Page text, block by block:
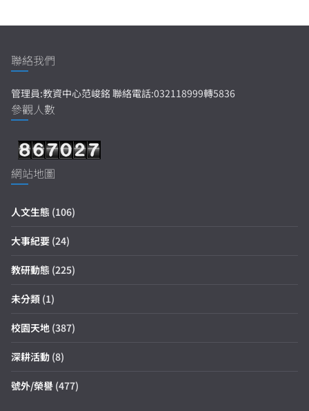
聯絡我們
管理員:教資中心范峻銘 聯絡電話:032118999轉5836
參觀人數
網站地圖
人文生態 (106)
大事紀要 (24)
教研動態 (225)
未分類 (1)
校園天地 (387)
深耕活動 (8)
號外/榮譽 (477)